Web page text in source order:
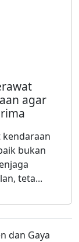
agar
bukan
teta...
dan Gaya